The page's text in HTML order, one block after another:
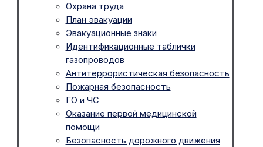
Охрана труда
План эвакуации
Эвакуационные знаки
Идентификационные таблички
газопроводов
Антитеррористическая безопасность
Пожарная безопасность
ГО и ЧС
Оказание первой медицинской
помощи
Безопасность дорожного движения